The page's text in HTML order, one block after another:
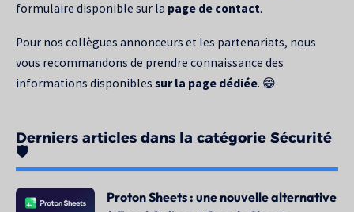
formulaire disponible sur la page de contact.
Pour nos collègues annonceurs et les partenariats, nous
vous recommandons de prendre connaissance des
informations disponibles sur la page dédiée. 😁
Derniers articles dans la catégorie Sécurité
🛡️
Proton Sheets : une nouvelle alternative